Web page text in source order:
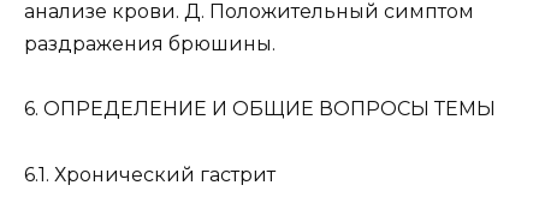
анализе крови. Д. Положительный симптом
раздражения брюшины.
6. ОПРЕДЕЛЕНИЕ И ОБЩИЕ ВОПРОСЫ ТЕМЫ
6.1. Хронический гастрит